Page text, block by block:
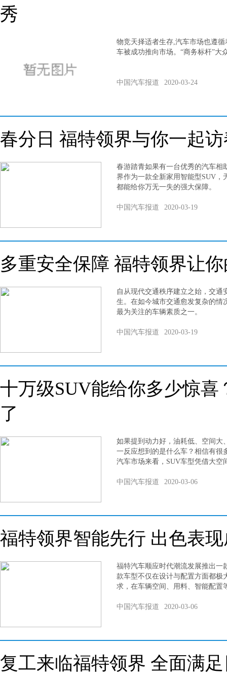
秀
物竞天择适者生存,汽车市场也遵
车被成功推向市场。“商务标杆”大
中国汽车报道 2020-03-24
春分日 福特领界与你一起
春游踏青如果有一台优秀的汽车相
界作为一款全新家用智能型SUV，
都能给你万无一失的强大保障。
中国汽车报道 2020-03-19
多重安全保障 福特领界让
自从现代交通秩序建立之始，交通
生。在如今城市交通愈发复杂的情
最为关注的车辆素质之一。
中国汽车报道 2020-03-19
十万级SUV能给你多少惊
了
如果提到动力好，油耗低、空间大
一反应想到的是什么车？相信有很
汽车市场来看，SUV车型凭借大空
中国汽车报道 2020-03-06
福特领界智能先行 出色表
福特汽车顺应时代潮流发展推出一
款车型不仅在设计与配置方面都极
求，在车辆空间、用料、智能配置
中国汽车报道 2020-03-06
复工来临福特领界 全面满